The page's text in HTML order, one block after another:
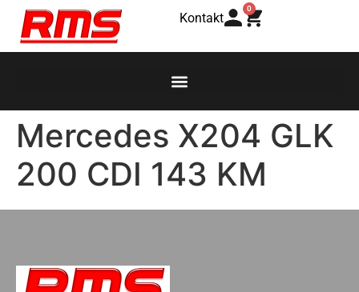
Kontakt
0
Mercedes X204 GLK
200 CDI 143 KM